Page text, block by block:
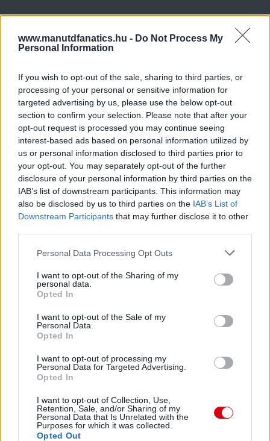
www.manutdfanatics.hu - Do Not Process My
Personal Information
If you wish to opt-out of the sale, sharing to third parties, or
processing of your personal or sensitive information for
targeted advertising by us, please use the below opt-out
section to confirm your selection. Please note that after your
opt-out request is processed you may continue seeing
interest-based ads based on personal information utilized by
us or personal information disclosed to third parties prior to
your opt-out. You may separately opt-out of the further
disclosure of your personal information by third parties on the
IAB’s list of downstream participants. This information may
also be disclosed by us to third parties on the IAB’s List of
Downstream Participants that may further disclose it to other
Please note that this website/app uses one or more Google
not limited to your visit or usage behaviour. You may click to
grant or deny consent to Google and its third-party tags to
use your data for below specified purposes in below Google
consent section.
Personal Data Processing Opt Outs
I want to opt-out of the Sharing of my
personal data.
Opted In
I want to opt-out of the Sale of my
Personal Data.
Opted In
I want to opt-out of processing my
Personal Data for Targeted Advertising.
Opted In
I want to opt-out of Collection, Use,
Retention, Sale, and/or Sharing of my
Personal Data that Is Unrelated with the
Purposes for which it was collected.
Opted Out
Meccs Center
Paris Saint-Germain vs
Manchester United
Felkészülési szezon 4. mérkőzés
Nya Ullevi, Göteborg
2026-08-08 17:00